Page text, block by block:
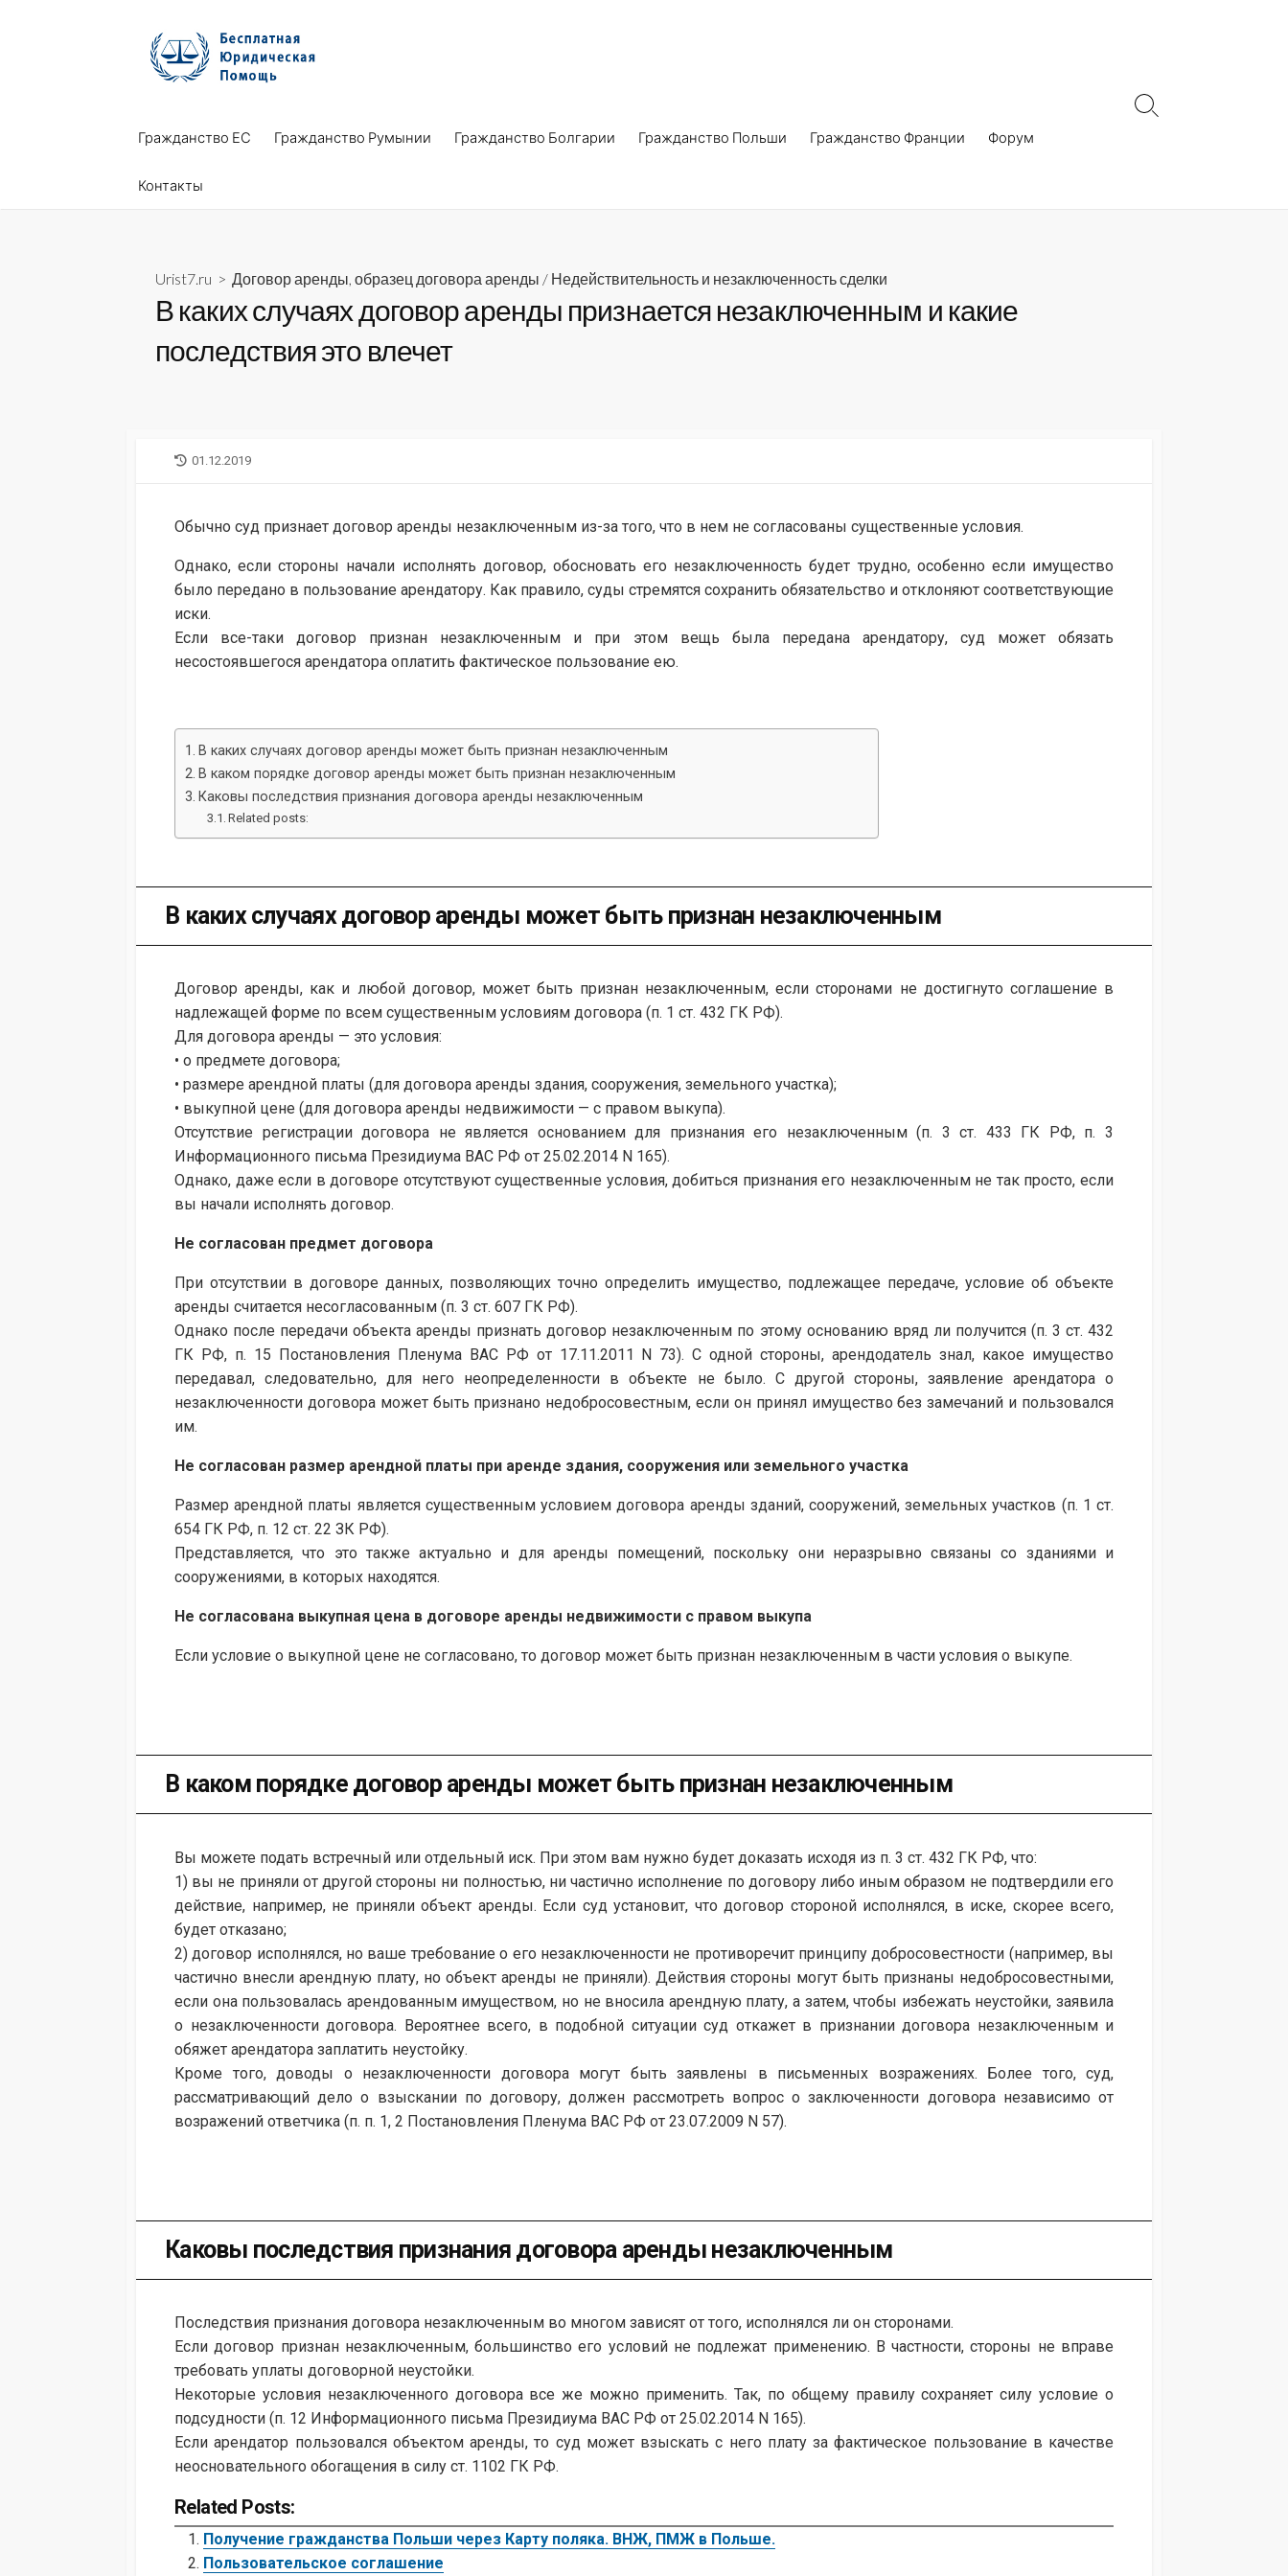
Гражданство ЕС Гражданство Румынии Гражданство Болгарии Гражданство Польши Гражданство Франции Форум
Контакты
Search
Urist7.ru > Договор аренды, образец договора аренды / Недействительность и незаключенность сделки
В каких случаях договор аренды признается незаключенным и какие
последствия это влечет
LAST
01.12.2019
Обычно суд признает договор аренды незаключенным из-за того, что в нем не согласованы существенные условия.
Однако, если стороны начали исполнять договор, обосновать его незаключенность будет трудно, особенно если имущество
было передано в пользование арендатору. Как правило, суды стремятся сохранить обязательство и отклоняют соответствующие
иски.
Если все-таки договор признан незаключенным и при этом вещь была передана арендатору, суд может обязать
несостоявшегося арендатора оплатить фактическое пользование ею.
В каких случаях договор аренды может быть признан незаключенным
В каком порядке договор аренды может быть признан незаключенным
Каковы последствия признания договора аренды незаключенным
Related posts:
В каких случаях договор аренды может быть признан незаключенным
Договор аренды, как и любой договор, может быть признан незаключенным, если сторонами не достигнуто соглашение в
надлежащей форме по всем существенным условиям договора (п. 1 ст. 432 ГК РФ).
Для договора аренды — это условия:
• о предмете договора;
• размере арендной платы (для договора аренды здания, сооружения, земельного участка);
• выкупной цене (для договора аренды недвижимости — с правом выкупа).
Отсутствие регистрации договора не является основанием для признания его незаключенным (п. 3 ст. 433 ГК РФ, п. 3
Информационного письма Президиума ВАС РФ от 25.02.2014 N 165).
Однако, даже если в договоре отсутствуют существенные условия, добиться признания его незаключенным не так просто, если
вы начали исполнять договор.
Не согласован предмет договора
При отсутствии в договоре данных, позволяющих точно определить имущество, подлежащее передаче, условие об объекте
аренды считается несогласованным (п. 3 ст. 607 ГК РФ).
Однако после передачи объекта аренды признать договор незаключенным по этому основанию вряд ли получится (п. 3 ст. 432
ГК РФ, п. 15 Постановления Пленума ВАС РФ от 17.11.2011 N 73). С одной стороны, арендодатель знал, какое имущество
передавал, следовательно, для него неопределенности в объекте не было. С другой стороны, заявление арендатора о
незаключенности договора может быть признано недобросовестным, если он принял имущество без замечаний и пользовался
им.
Не согласован размер арендной платы при аренде здания, сооружения или земельного участка
Размер арендной платы является существенным условием договора аренды зданий, сооружений, земельных участков (п. 1 ст.
654 ГК РФ, п. 12 ст. 22 ЗК РФ).
Представляется, что это также актуально и для аренды помещений, поскольку они неразрывно связаны со зданиями и
сооружениями, в которых находятся.
Не согласована выкупная цена в договоре аренды недвижимости с правом выкупа
Если условие о выкупной цене не согласовано, то договор может быть признан незаключенным в части условия о выкупе.
В каком порядке договор аренды может быть признан незаключенным
Вы можете подать встречный или отдельный иск. При этом вам нужно будет доказать исходя из п. 3 ст. 432 ГК РФ, что:
1) вы не приняли от другой стороны ни полностью, ни частично исполнение по договору либо иным образом не подтвердили его
действие, например, не приняли объект аренды. Если суд установит, что договор стороной исполнялся, в иске, скорее всего,
будет отказано;
2) договор исполнялся, но ваше требование о его незаключенности не противоречит принципу добросовестности (например, вы
частично внесли арендную плату, но объект аренды не приняли). Действия стороны могут быть признаны недобросовестными,
если она пользовалась арендованным имуществом, но не вносила арендную плату, а затем, чтобы избежать неустойки, заявила
о незаключенности договора. Вероятнее всего, в подобной ситуации суд откажет в признании договора незаключенным и
обяжет арендатора заплатить неустойку.
Кроме того, доводы о незаключенности договора могут быть заявлены в письменных возражениях. Более того, суд,
рассматривающий дело о взыскании по договору, должен рассмотреть вопрос о заключенности договора независимо от
возражений ответчика (п. п. 1, 2 Постановления Пленума ВАС РФ от 23.07.2009 N 57).
Каковы последствия признания договора аренды незаключенным
Последствия признания договора незаключенным во многом зависят от того, исполнялся ли он сторонами.
Если договор признан незаключенным, большинство его условий не подлежат применению. В частности, стороны не вправе
требовать уплаты договорной неустойки.
Некоторые условия незаключенного договора все же можно применить. Так, по общему правилу сохраняет силу условие о
подсудности (п. 12 Информационного письма Президиума ВАС РФ от 25.02.2014 N 165).
Если арендатор пользовался объектом аренды, то суд может взыскать с него плату за фактическое пользование в качестве
неосновательного обогащения в силу ст. 1102 ГК РФ.
Related Posts:
Получение гражданства Польши через Карту поляка. ВНЖ, ПМЖ в Польше.
Пользовательское соглашение